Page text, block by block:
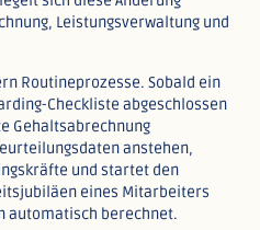
Leistungsverwaltung und
Routineprozesse. Sobald ein
Checkliste abgeschlossen
Gehaltsabrechnung
anstehen,
und startet den
eines Mitarbeiters
automatisch berechnet.​